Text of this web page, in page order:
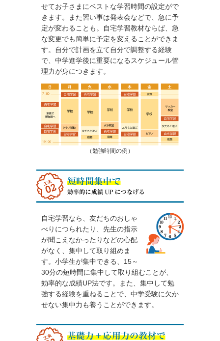
せてお子さまにベストな学習時間の設定がで
きます。また習い事は発表会などで、急に予
定が変わることも。自宅学習教材ならば、急
な変更でも簡単に予定を変えることができま
す。自分で計画を立て自分で調整する経験
で、中学進学後に重要になるスケジュール管
理力が身につきます。
（勉強時間の例）
自宅学習なら、友だちのおしゃ
べりにつられたり、先生の指示
が聞こえなかったりなどの心配
がなく、集中して取り組めま
す。小学生が集中できる、15～
30分の短時間に集中して取り組むことが、
効率的な成績UP法です。また、集中して勉
強する経験を重ねることで、中学受験に欠か
せない集中力も養うことができます。